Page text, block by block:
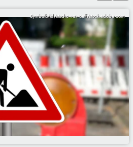
Symbolbild/studio v-zwoelf/stock.adobe.com